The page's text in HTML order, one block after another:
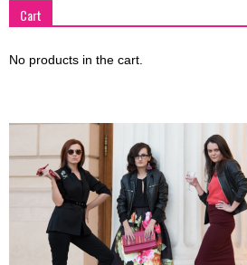
Cart
No products in the cart.